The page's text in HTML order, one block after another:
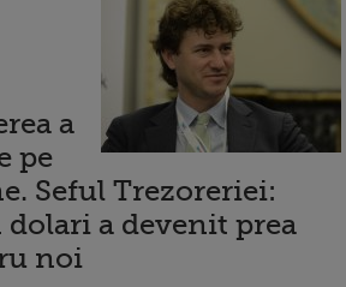
a
pe
Seful Trezoreriei:
a devenit prea
noi